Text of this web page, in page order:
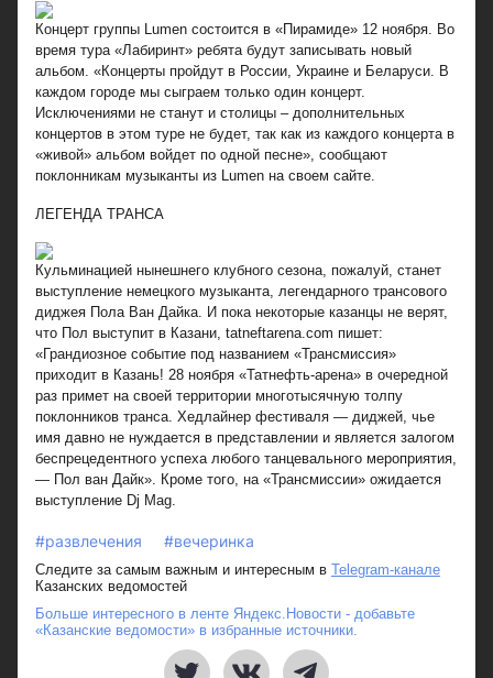
Концерт группы Lumen состоится в «Пирамиде» 12 ноября. Во
время тура «Лабиринт» ребята будут записывать новый
альбом. «Концерты пройдут в России, Украине и Беларуси. В
каждом городе мы сыграем только один концерт.
Исключениями не станут и столицы – дополнительных
концертов в этом туре не будет, так как из каждого концерта в
«живой» альбом войдет по одной песне», сообщают
поклонникам музыканты из Lumen на своем сайте.
ЛЕГЕНДА ТРАНСА
Кульминацией нынешнего клубного сезона, пожалуй, станет
выступление немецкого музыканта, легендарного трансового
диджея Пола Ван Дайка. И пока некоторые казанцы не верят,
что Пол выступит в Казани, tatneftarena.com пишет:
«Грандиозное событие под названием «Трансмиссия»
приходит в Казань! 28 ноября «Татнефть-арена» в очередной
раз примет на своей территории многотысячную толпу
поклонников транса. Хедлайнер фестиваля — диджей, чье
имя давно не нуждается в представлении и является залогом
беспрецедентного успеха любого танцевального мероприятия,
— Пол ван Дайк». Кроме того, на «Трансмиссии» ожидается
выступление Dj Mag.
#развлечения #вечеринка
Следите за самым важным и интересным в Telegram-канале
Казанских ведомостей
Больше интересного в ленте Яндекс.Новости - добавьте
«Казанские ведомости» в избранные источники.